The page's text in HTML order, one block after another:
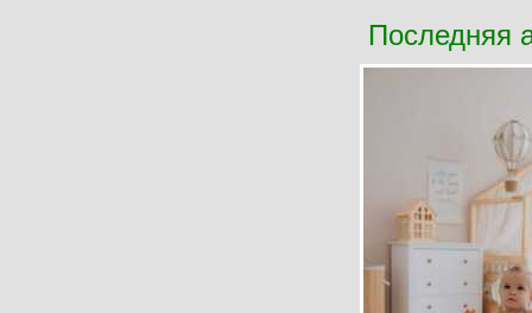
Последняя